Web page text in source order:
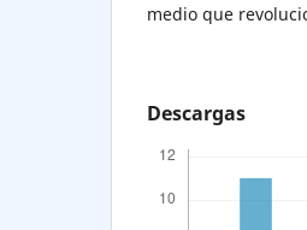
medio que
Descargas